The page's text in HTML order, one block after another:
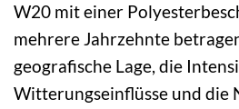
W20 mit einer
mehrere Jahrzehnte
geografische Lage, die
Witterungseinflüsse und die